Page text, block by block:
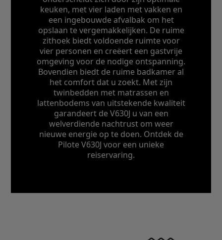
keuken, met vier laden met vakken en
een ingebouwde afvalbak om het
opslaan te vergemakkelijken. De ruime
zithoek biedt voldoende ruimte voor
vier personen en creëert een gastvrije
omgeving voor de nodige ontspanning.
Bovendien biedt de ruime badkamer al
het comfort dat u zoekt. Met zijn
twinbedden met matrassen en
lattenbodems van uitstekende kwaliteit
garandeert de V630J u van een
welverdiende nachtrust om weer
nieuwe energie op te doen. Ontdek de
Pilote V630J voor een unieke
reiservaring.